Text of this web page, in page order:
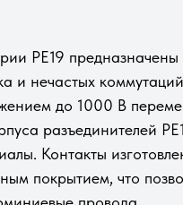
РЕ19
и нечастых
до 1000 В
разъединителей
Контакты
покрытием, что